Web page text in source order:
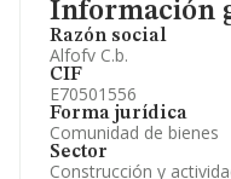
Información
Razón social
Alfofv C.b.
CIF
E70501556
Forma jurídica
Comunidad de bienes
Sector
Construcción y